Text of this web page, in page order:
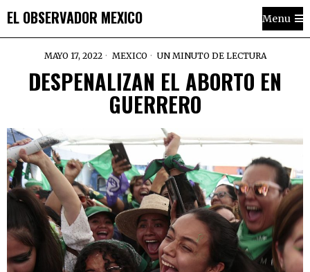
EL OBSERVADOR MEXICO Menu
MAYO 17, 2022 MEXICO UN MINUTO DE LECTURA
DESPENALIZAN EL ABORTO EN
GUERRERO